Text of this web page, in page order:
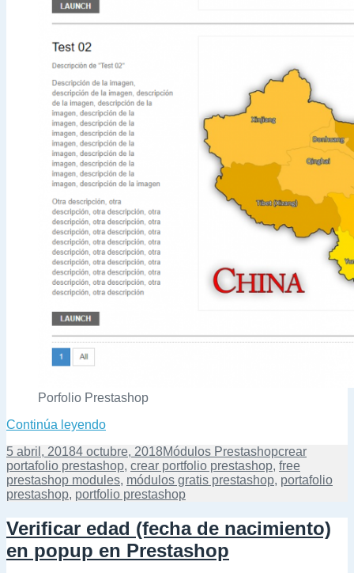
Porfolio Prestashop
Continúa leyendoCrear portfolio (portafolio) en Prestashop
Publicado
el
5 abril, 20184 octubre, 2018Categorías
Módulos PrestashopEtiquetas
crear
portafolio prestashop, crear portfolio prestashop, free
prestashop modules, módulos gratis prestashop, portafolio
prestashop, portfolio prestashop
Verificar edad (fecha de nacimiento)
en popup en Prestashop